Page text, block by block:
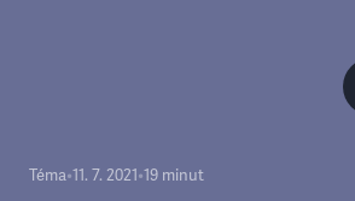
Téma•11. 7. 2021•19 minut